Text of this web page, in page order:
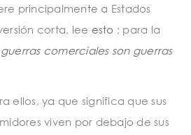
principalmente a Estados
corta, lee esto ; para la
guerras comerciales son guerras
ellos, ya que significa que sus
viven por debajo de sus